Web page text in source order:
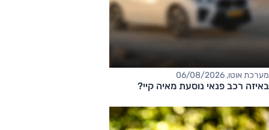
מערכת אוטו, 06/08/2026
באיזה רכב פנאי נוסעת מאיה קיי?